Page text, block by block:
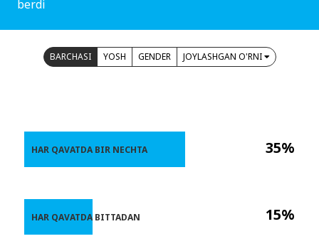
berdi
BARCHASI YOSH GENDER JOYLASHGAN O'RNI
35%
15%
HAR QAVATDA BIR NECHTA
HAR QAVATDA BITTADAN